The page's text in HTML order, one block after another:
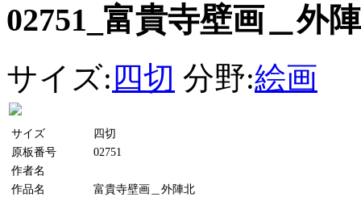
02751_富貴寺壁画＿外
サイズ: 四切 分野:絵画
サイズ
四切
原板番号
02751
作者名
作品名
富貴寺壁画＿外陣北